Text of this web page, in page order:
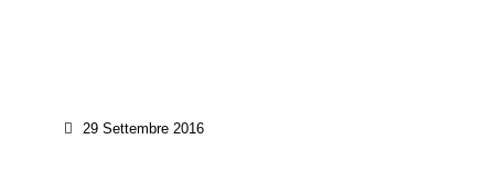
29 Settembre 2016